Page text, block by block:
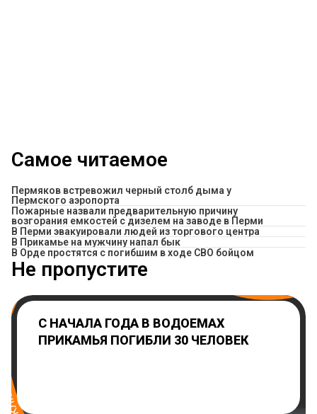
Самое читаемое
Пермяков встревожил черный столб дыма у
Пермского аэропорта
Пожарные назвали предварительную причину
возгорания емкостей с дизелем на заводе в Перми
В Перми эвакуировали людей из торгового центра
​В Прикамье на мужчину напал бык
В Орде простятся с погибшим в ходе СВО бойцом
Не пропустите
С НАЧАЛА ГОДА В ВОДОЕМАХ
ПРИКАМЬЯ ПОГИБЛИ 30 ЧЕЛОВЕК